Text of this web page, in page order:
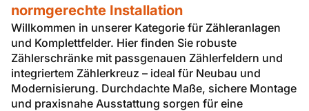
normgerechte Installation
Willkommen in unserer Kategorie für Zähleranlagen
und Komplettfelder. Hier finden Sie robuste
Zählerschränke mit passgenauen Zählerfeldern und
integriertem Zählerkreuz – ideal für Neubau und
Modernisierung. Durchdachte Maße, sichere Montage
und praxisnahe Ausstattung sorgen für eine